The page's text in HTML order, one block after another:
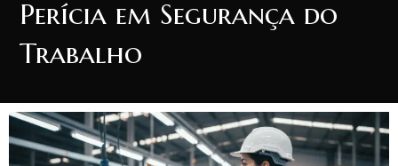
Perícia em Segurança do
Trabalho